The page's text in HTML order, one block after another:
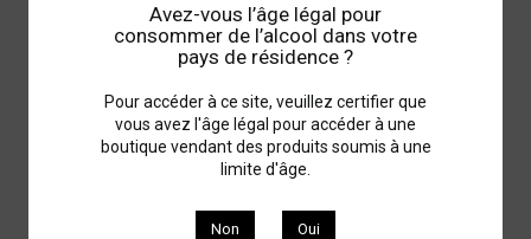
Avez-vous l’âge légal pour
consommer de l’alcool dans votre
pays de résidence ?
Pour accéder à ce site, veuillez certifier que
vous avez l'âge légal pour accéder à une
boutique vendant des produits soumis à une
limite d'âge.
Non Oui